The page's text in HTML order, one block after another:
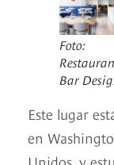
Foto:
Bar
Este lugar
en
Unidos, y